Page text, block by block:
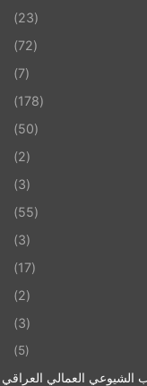
(23)
(72)
(7)
(178)
(50)
(2)
(3)
(55)
(3)
(17)
(2)
(3)
(5)